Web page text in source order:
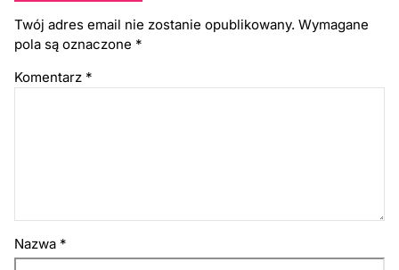
Twój adres email nie zostanie opublikowany. Wymagane
pola są oznaczone *
Komentarz *
Nazwa *